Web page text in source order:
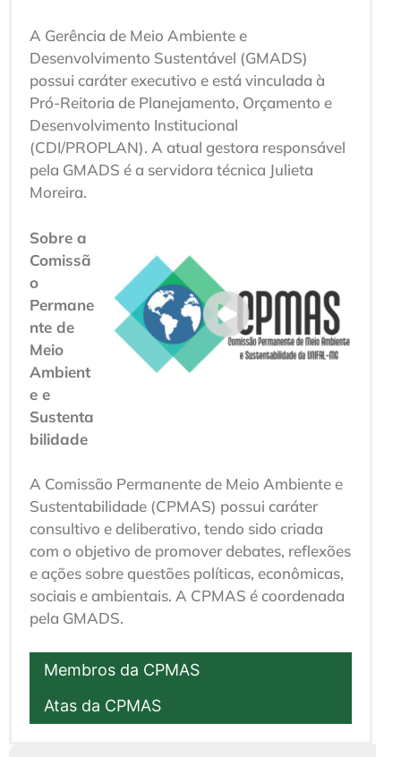
A Gerência de Meio Ambiente e
Desenvolvimento Sustentável (GMADS)
possui caráter executivo e está vinculada à
Pró-Reitoria de Planejamento, Orçamento e
Desenvolvimento Institucional
(CDI/PROPLAN). A atual gestora responsável
pela GMADS é a servidora técnica Julieta
Moreira.
Sobre a
Comissã
o
Permane
nte de
Meio
Ambient
e e
Sustenta
bilidade
A Comissão Permanente de Meio Ambiente e
Sustentabilidade (CPMAS) possui caráter
consultivo e deliberativo, tendo sido criada
com o objetivo de promover debates, reflexões
e ações sobre questões políticas, econômicas,
sociais e ambientais. A CPMAS é coordenada
pela GMADS.
Membros da CPMAS
Atas da CPMAS